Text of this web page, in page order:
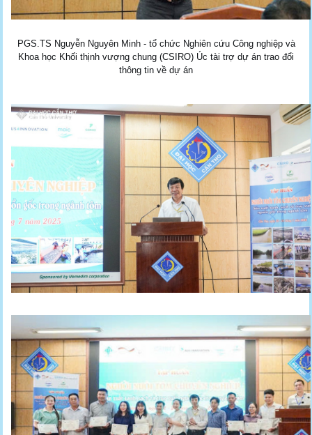
PGS.TS Nguyễn Nguyên Minh - tổ chức Nghiên cứu Công nghiệp và
Khoa học Khối thịnh vượng chung (CSIRO) Úc tài trợ dự án trao đổi
thông tin về dự án